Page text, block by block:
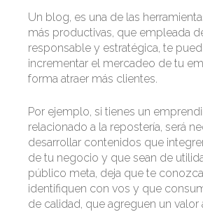
Un blog, es una de las
más productivas, que empleada
responsable y estratégica, te
incrementar el mercadeo de tu
forma atraer más clientes.
Por ejemplo, si tienes un
relacionado a la repostería, será
desarrollar contenidos que
de tu negocio y que sean de
público meta, deja que te
identifiquen con vos y que
de calidad, que agreguen un valor